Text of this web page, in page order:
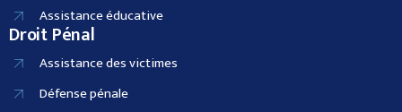
Assistance éducative
Droit Pénal
Assistance des victimes
Défense pénale